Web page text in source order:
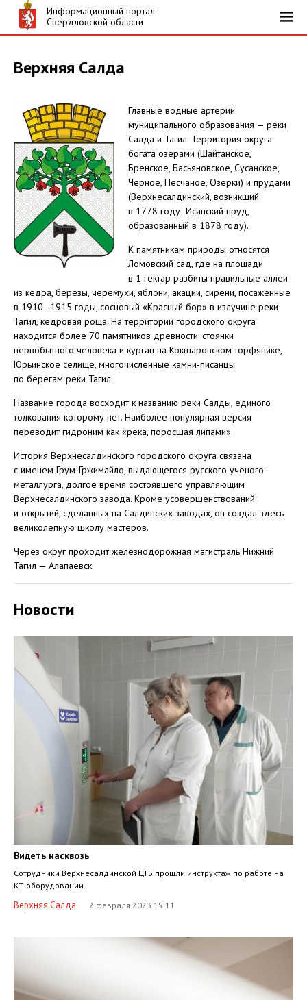
Информационный портал
Свердловской области
Верхняя Салда
Главные водные артерии
муниципального образования — реки
Салда и Тагил. Территория округа
богата озерами (Шайтанское,
Бренское, Басьяновское, Сусанское,
Черное, Песчаное, Озерки) и прудами
(Верхнесалдинский, возникший
в 1778 году; Исинский пруд,
образованный в 1878 году).
К памятникам природы относятся
Ломовский сад, где на площади
в 1 гектар разбиты правильные аллеи
из кедра, березы, черемухи, яблони, акации, сирени, посаженные
в 1910–1915 годы, сосновый «Красный бор» в излучине реки
Тагил, кедровая роща. На территории городского округа
находится более 70 памятников древности: стоянки
первобытного человека и курган на Кокшаровском торфянике,
Юрьинское селище, многочисленные камни-писанцы
по берегам реки Тагил.
Название города восходит к названию реки Салды, единого
толкования которому нет. Наиболее популярная версия
переводит гидроним как «река, поросшая липами».
История Верхнесалдинского городского округа связана
с именем Грум-Гржимайло, выдающегося русского ученого-
металлурга, долгое время состоявшего управляющим
Верхнесалдинского завода. Кроме усовершенствований
и открытий, сделанных на Салдинских заводах, он создал здесь
великолепную школу мастеров.
Через округ проходит железнодорожная магистраль Нижний
Тагил — Алапаевск.
Новости
Видеть насквозь
Сотрудники Верхнесалдинской ЦГБ прошли инструктаж по работе на
КТ-оборудовании
Верхняя Салда 2 февраля 2023 15:11